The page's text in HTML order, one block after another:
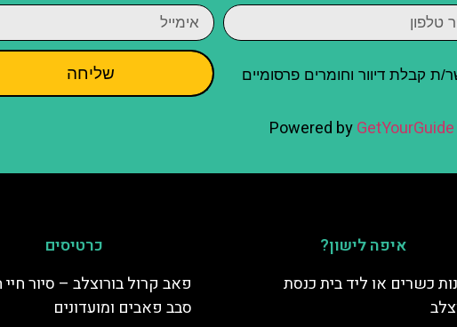
ת קבלת דיוור וחומרים פרסומיים שליחה
Powered byGetYourGuide
איפה לישון?
כשרים או ליד בית כנסת
כרטיסים
פאב קרול בורוצלב – סיור חיי
סבב פאבים ומועדונים